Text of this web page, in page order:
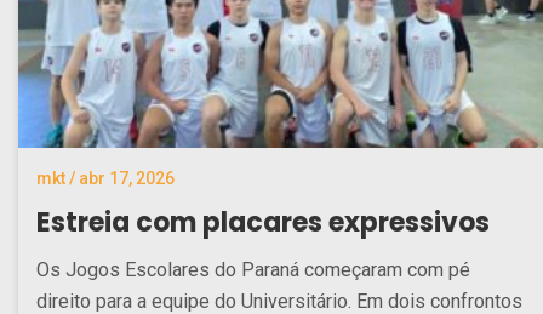
mkt / abr 17, 2026
Estreia com placares expressivos
Os Jogos Escolares do Paraná começaram com pé
direito para a equipe do Universitário. Em dois confrontos